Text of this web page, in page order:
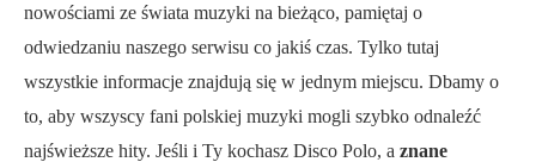
nowościami ze świata muzyki na bieżąco, pamiętaj o
odwiedzaniu naszego serwisu co jakiś czas. Tylko tutaj
wszystkie informacje znajdują się w jednym miejscu. Dbamy o
to, aby wszyscy fani polskiej muzyki mogli szybko odnaleźć
najświeższe hity. Jeśli i Ty kochasz Disco Polo, a znane